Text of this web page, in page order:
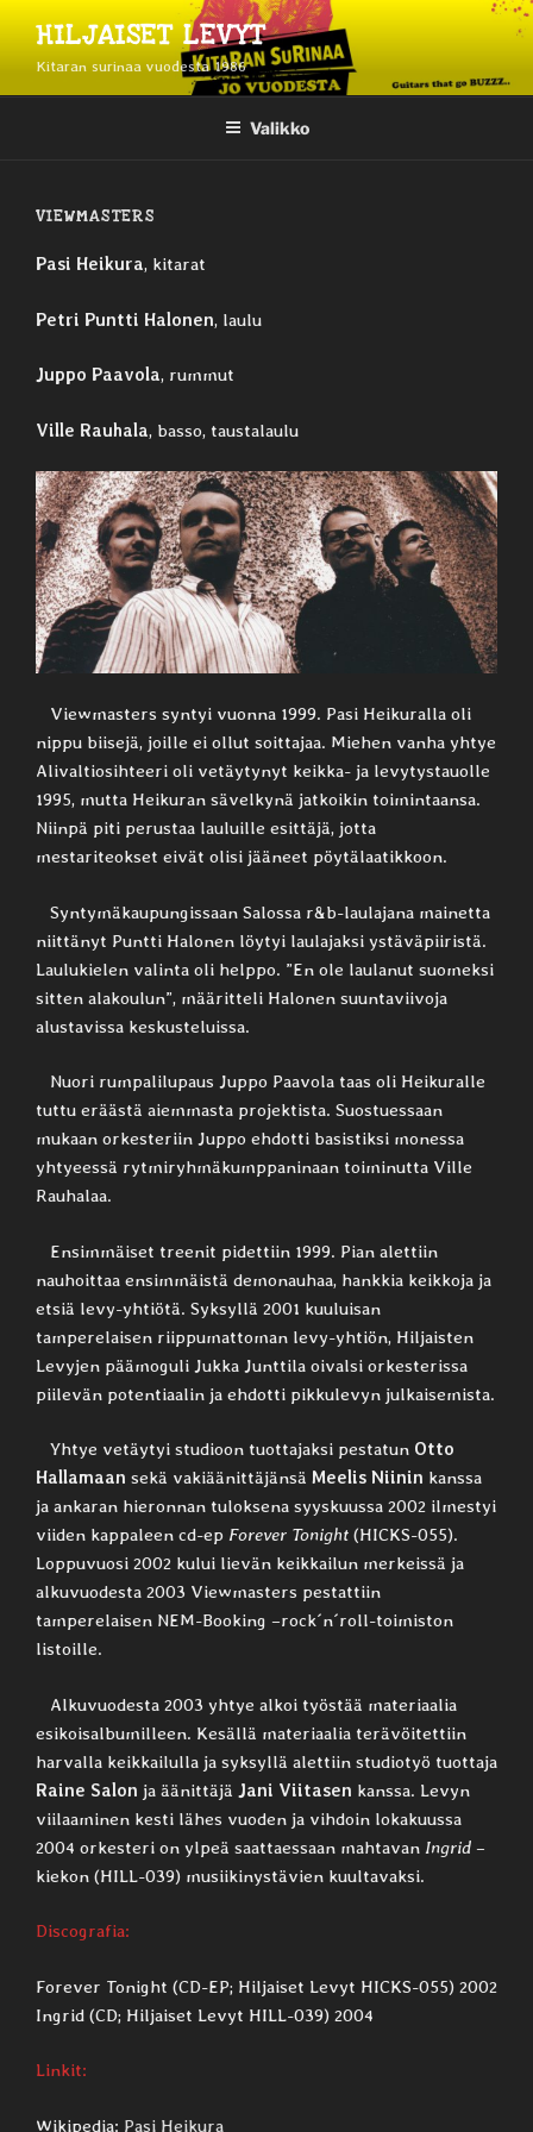
sisältöönHILJAISET LEVYT
Kitaran surinaa vuodesta 1986
Valikko
VIEWMASTERS
Pasi Heikura, kitarat
Petri Puntti Halonen, laulu
Juppo Paavola, rummut
Ville Rauhala, basso, taustalaulu
Viewmasters syntyi vuonna 1999. Pasi Heikuralla oli
nippu biisejä, joille ei ollut soittajaa. Miehen vanha yhtye
Alivaltiosihteeri oli vetäytynyt keikka- ja levytystauolle
1995, mutta Heikuran sävelkynä jatkoikin toimintaansa.
Niinpä piti perustaa lauluille esittäjä, jotta
mestariteokset eivät olisi jääneet pöytälaatikkoon.
Syntymäkaupungissaan Salossa r&b-laulajana mainetta
niittänyt Puntti Halonen löytyi laulajaksi ystäväpiiristä.
Laulukielen valinta oli helppo. ”En ole laulanut suomeksi
sitten alakoulun”, määritteli Halonen suuntaviivoja
alustavissa keskusteluissa.
Nuori rumpalilupaus Juppo Paavola taas oli Heikuralle
tuttu eräästä aiemmasta projektista. Suostuessaan
mukaan orkesteriin Juppo ehdotti basistiksi monessa
yhtyeessä rytmiryhmäkumppaninaan toiminutta Ville
Rauhalaa.
Ensimmäiset treenit pidettiin 1999. Pian alettiin
nauhoittaa ensimmäistä demonauhaa, hankkia keikkoja ja
etsiä levy-yhtiötä. Syksyllä 2001 kuuluisan
tamperelaisen riippumattoman levy-yhtiön, Hiljaisten
Levyjen päämoguli Jukka Junttila oivalsi orkesterissa
piilevän potentiaalin ja ehdotti pikkulevyn julkaisemista.
Yhtye vetäytyi studioon tuottajaksi pestatun Otto
Hallamaan sekä vakiäänittäjänsä Meelis Niinin kanssa
ja ankaran hieronnan tuloksena syyskuussa 2002 ilmestyi
viiden kappaleen cd-ep Forever Tonight (HICKS-055).
Loppuvuosi 2002 kului lievän keikkailun merkeissä ja
alkuvuodesta 2003 Viewmasters pestattiin
tamperelaisen NEM-Booking –rock´n´roll-toimiston
listoille.
Alkuvuodesta 2003 yhtye alkoi työstää materiaalia
esikoisalbumilleen. Kesällä materiaalia terävöitettiin
harvalla keikkailulla ja syksyllä alettiin studiotyö tuottaja
Raine Salon ja äänittäjä Jani Viitasen kanssa. Levyn
viilaaminen kesti lähes vuoden ja vihdoin lokakuussa
2004 orkesteri on ylpeä saattaessaan mahtavan Ingrid –
kiekon (HILL-039) musiikinystävien kuultavaksi.
Discografia:
Forever Tonight (CD-EP; Hiljaiset Levyt HICKS-055) 2002
Ingrid (CD; Hiljaiset Levyt HILL-039) 2004
Linkit:
Wikipedia: Pasi Heikura